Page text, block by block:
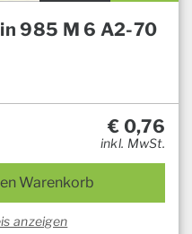
985 M 6 A2-70
€ 0,76
inkl. MwSt.
Warenkorb
anzeigen